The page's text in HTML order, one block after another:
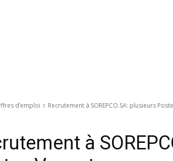
d’emploi Recrutement à SOREPCO.SA: plusieurs
à